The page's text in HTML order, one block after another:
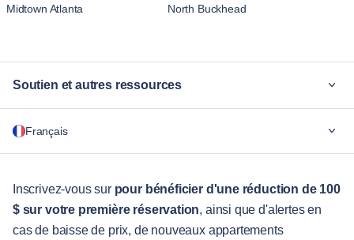
Midtown Atlanta
North Buckhead
Soutien et autres ressources
Pour les entreprises
Services aux visiteurs
Guides des villes
Français
English
Português
Inscrivez-vous sur pour bénéficier d'une réduction de 100
$ sur votre première réservation, ainsi que d'alertes en
cas de baisse de prix, de nouveaux appartements